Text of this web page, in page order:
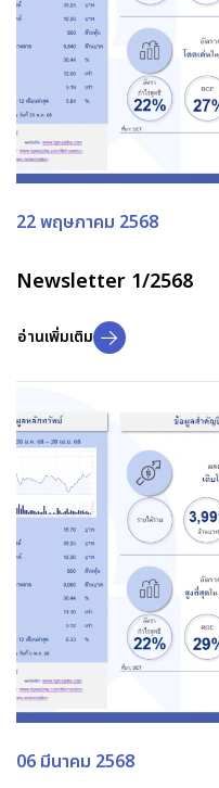
22 พฤษภาคม 2568
Newsletter 1/2568
อ่านเพิ่มเติม
06 มีนาคม 2568